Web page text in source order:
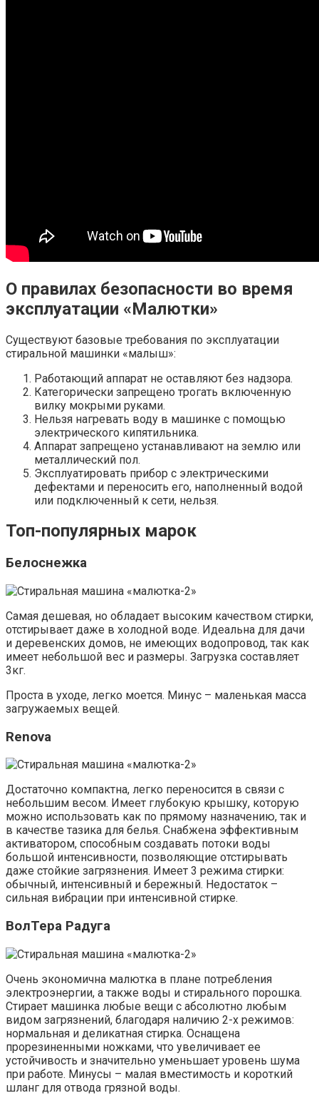
О правилах безопасности во время
эксплуатации «Малютки»
Существуют базовые требования по эксплуатации
стиральной машинки «малыш»:
Работающий аппарат не оставляют без надзора.
Категорически запрещено трогать включенную
вилку мокрыми руками.
Нельзя нагревать воду в машинке с помощью
электрического кипятильника.
Аппарат запрещено устанавливают на землю или
металлический пол.
Эксплуатировать прибор с электрическими
дефектами и переносить его, наполненный водой
или подключенный к сети, нельзя.
Топ-популярных марок
Белоснежка
Самая дешевая, но обладает высоким качеством стирки,
отстирывает даже в холодной воде. Идеальна для дачи
и деревенских домов, не имеющих водопровод, так как
имеет небольшой вес и размеры. Загрузка составляет
3кг.
Проста в уходе, легко моется. Минус – маленькая масса
загружаемых вещей.
Renova
Достаточно компактна, легко переносится в связи с
небольшим весом. Имеет глубокую крышку, которую
можно использовать как по прямому назначению, так и
в качестве тазика для белья. Снабжена эффективным
активатором, способным создавать потоки воды
большой интенсивности, позволяющие отстирывать
даже стойкие загрязнения. Имеет 3 режима стирки:
обычный, интенсивный и бережный. Недостаток –
сильная вибрации при интенсивной стирке.
ВолТера Радуга
Очень экономична малютка в плане потребления
электроэнергии, а также воды и стирального порошка.
Стирает машинка любые вещи с абсолютно любым
видом загрязнений, благодаря наличию 2-х режимов:
нормальная и деликатная стирка. Оснащена
прорезиненными ножками, что увеличивает ее
устойчивость и значительно уменьшает уровень шума
при работе. Минусы – малая вместимость и короткий
шланг для отвода грязной воды.